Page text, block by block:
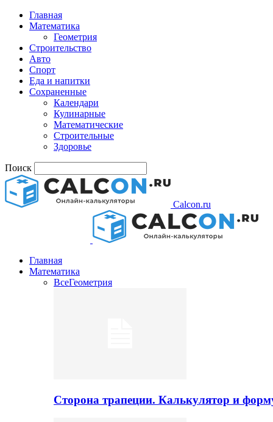
Главная
Математика
Геометрия
Строительство
Авто
Спорт
Еда и напитки
Сохраненные
Календари
Кулинарные
Математические
Строительные
Здоровье
Поиск
Calcon.ru
Главная
Математика
ВсеГеометрия
Сторона трапеции. Калькулятор и